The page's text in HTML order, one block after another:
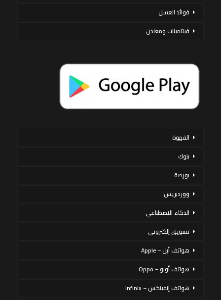
فوائد العسل
فيتامينات ومعادن
القهوة
بنوك
بورصة
ووردبريس
الذكاء الاصطناعي
تسويق إلكتروني
هواتف أبل – Apple
هواتف أوبو – Oppo
هواتف إنفينكس – Infinix